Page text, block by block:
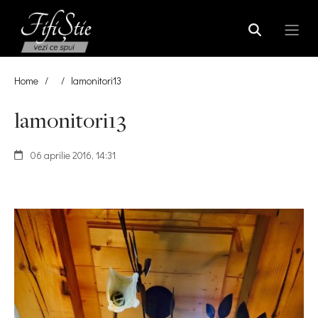
Home / / lamonitori13
lamonitori13
06 aprilie 2016, 14:31